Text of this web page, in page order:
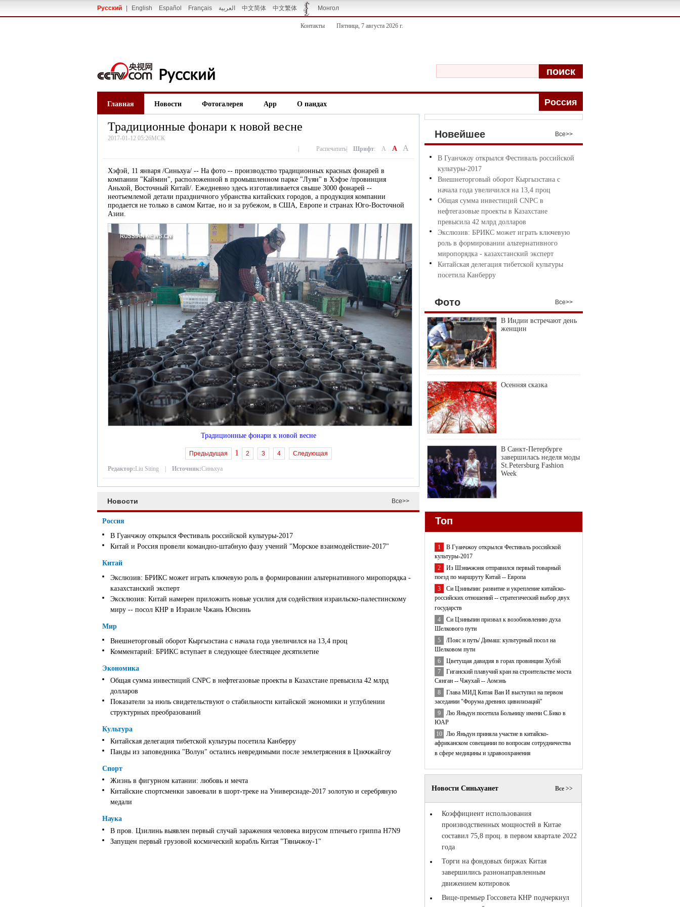
Русский English Español Français العربية 中文简体 中文繁体 Монгол
Контакты Пятница, 7 августа 2026 г.
поиск
Главная Новости Фотогалерея App О пандах Pоccия
Традиционные фонари к новой весне
2017-01-12 05:26МСК
Распечатать Шрифт: A A A
Хэфэй, 11 января /Синьхуа/ -- На фото -- производство традиционных красных фонарей в
компании "Каймин", расположенной в промышленном парке "Луян" в Хэфэе /провинция
Аньхой, Восточный Китай/. Ежедневно здесь изготавливается свыше 3000 фонарей --
неотъемлемой детали праздничного убранства китайских городов, а продукция компании
продается не только в самом Китае, но и за рубежом, в США, Европе и странах Юго-Восточной
Азии.
Традиционные фонари к новой весне
Предыдущая 1 2 3 4 Следующая
Редактор:Liu Siting | Источник:Синьхуа
Новости Все>>
Россия
В Гуанчжоу открылся Фестиваль российской культуры-2017
Китай и Россия провели командно-штабную фазу учений "Морское взаимодействие-2017"
Китай
Экслюзив: БРИКС может играть ключевую роль в формировании альтернативного миропорядка -
казахстанский эксперт
Эксклюзив: Китай намерен приложить новые усилия для содействия израильско-палестинскому
миру -- посол КНР в Израиле Чжань Юнсинь
Мир
Внешнеторговый оборот Кыргызстана с начала года увеличился на 13,4 проц
Комментарий: БРИКС вступает в следующее блестящее десятилетие
Экономика
Общая сумма инвестиций CNPC в нефтегазовые проекты в Казахстане превысила 42 млрд
долларов
Показатели за июль свидетельствуют о стабильности китайской экономики и углублении
структурных преобразований
Культура
Китайская делегация тибетской культуры посетила Канберру
Панды из заповедника "Волун" остались невредимыми после землетрясения в Цзючжайгоу
Спорт
Жизнь в фигурном катании: любовь и мечта
Китайские спортсменки завоевали в шорт-треке на Универсиаде-2017 золотую и серебряную
медали
Наука
В пров. Цзилинь выявлен первый случай заражения человека вирусом птичьего гриппа H7N9
Запущен первый грузовой космический корабль Китая "Тяньчжоу-1"
Новейшее Bce>>
В Гуанчжоу открылся Фестиваль российской
культуры-2017
Внешнеторговый оборот Кыргызстана с
начала года увеличился на 13,4 проц
Общая сумма инвестиций CNPC в
нефтегазовые проекты в Казахстане
превысила 42 млрд долларов
Экслюзив: БРИКС может играть ключевую
роль в формировании альтернативного
миропорядка - казахстанский эксперт
Китайская делегация тибетской культуры
посетила Канберру
Фото Все>>
В Индии встречают день
женщин
Осенняя сказка
В Санкт-Петербурге
завершилась неделя моды
St.Petersburg Fashion
Week
Топ
1 В Гуанчжоу открылся Фестиваль российской
культуры-2017
2 Из Шэньчжэня отправился первый товарный
поезд по маршруту Китай -- Европа
3 Си Цзиньпин: развитие и укрепление китайско-
российских отношений -- стратегический выбор двух
государств
4 Си Цзиньпин призвал к возобновлению духа
Шелкового пути
5 /Пояс и путь/ Димаш: культурный посол на
Шелковом пути
6
Цветущая давидия в горах провинции Хубэй
7
Гиганский плавучий кран на строительстве моста
Сянган -- Чжухай -- Аомэнь
8 Глава МИД Китая Ван И выступил на первом
заседании "Форума древних цивилизаций"
9 Лю Яньдун посетила Больницу имени С.Бико в
ЮАР
10 Лю Яньдун приняла участие в китайско-
африканском совещании по вопросам сотрудничества
в сфере медицины и здравоохранения